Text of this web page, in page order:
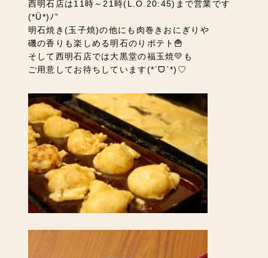
西明石店は11時～21時(L.O.20:45)まで営業です
(*Ü*)ﾉ”
明石焼き(玉子焼)の他にも肉巻きおにぎりや
磯の香りも楽しめる明石のりポテト🍟
そして西明石店では大黒堂の福玉焼💛も
ご用意してお待ちしています(*ˊᗜˋ*)♡